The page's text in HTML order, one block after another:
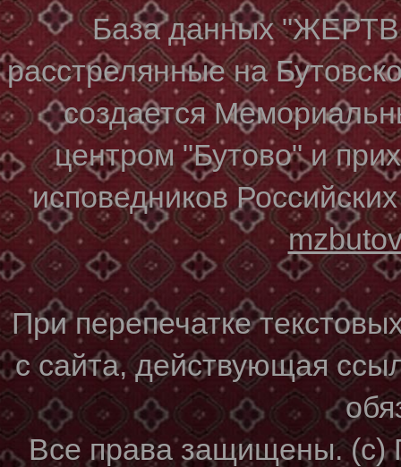
База данных
расстрелянные на
создается
центром "Бутово" и
исповедников
При перепечатке
с сайта, действующая
Все права защищены. (с)